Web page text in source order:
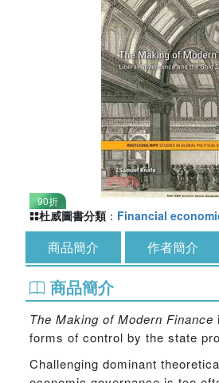
90折
杜威圖書分類 ： Financial
商品簡介 作者簡介
商品簡介
The Making of Modern Finance
forms of control by the state
Challenging dominant